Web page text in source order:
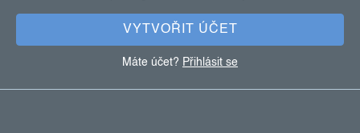
VYTVOŘIT ÚČET
Máte účet? Přihlásit se